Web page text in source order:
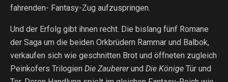
fahrenden- Fantasy-Zug aufzuspringen.
Und der Erfolg gibt ihnen recht. Die bislang fünf Romane
der Saga um die beiden Orkbrüdern Rammar und Balbok,
verkaufen sich wie geschnitten Brot und öffneten zugleich
Peinkofers Trilogien Die Zaubererund Die Könige Tür und